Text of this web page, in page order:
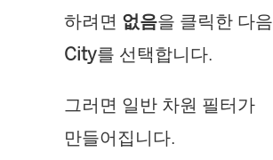
하려면 없음을 클릭한 다음
City를 선택합니다.
그러면 일반 차원 필터가
만들어집니다.